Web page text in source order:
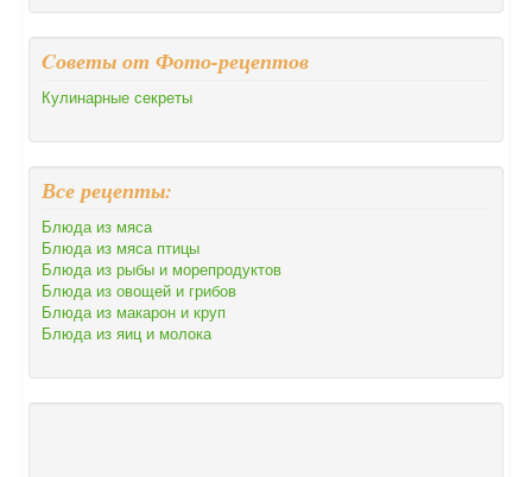
Cоветы от Фото-рецептов
Кулинарные секреты
Все рецепты:
Блюда из мяса
Блюда из мяса птицы
Блюда из рыбы и морепродуктов
Блюда из овощей и грибов
Блюда из макарон и круп
Блюда из яиц и молока